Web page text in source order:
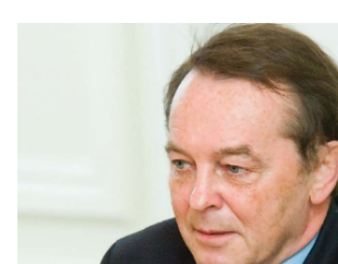
Выставки
релизы
Стримы
Спецпроекты
Звезды
Выборы